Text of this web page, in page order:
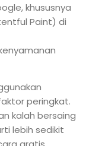
khususnya
Paint) di
peringkat.
kalah bersaing
lebih sedikit